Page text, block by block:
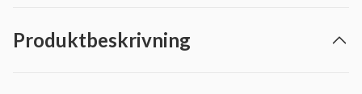
Produktbeskrivning